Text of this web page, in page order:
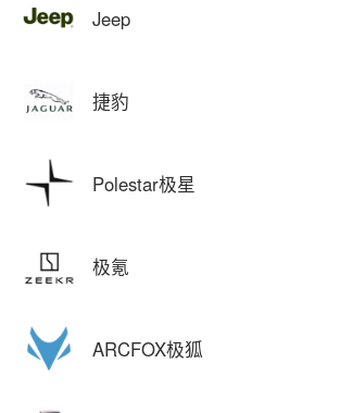
Jeep
捷豹
Polestar极星
极氪
ARCFOX极狐